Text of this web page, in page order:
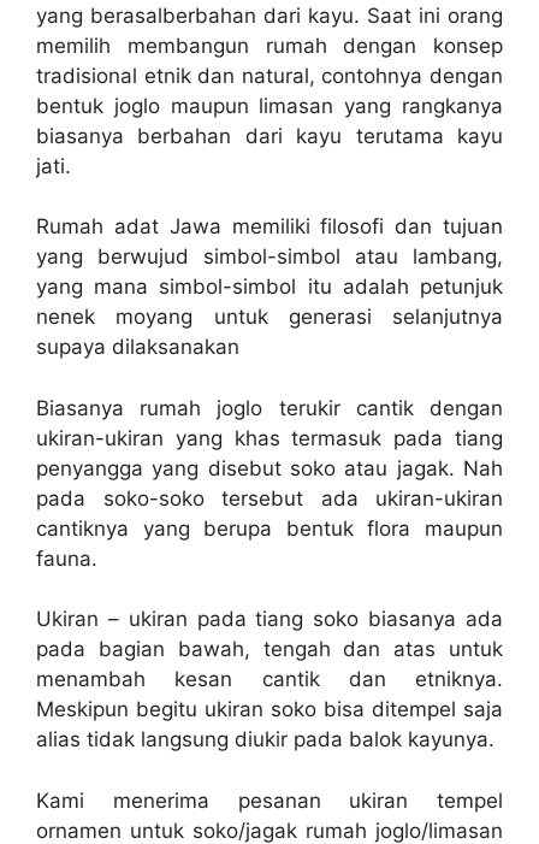
yang berasalberbahan dari kayu. Saat ini orang
memilih membangun rumah dengan konsep
tradisional etnik dan natural, contohnya dengan
bentuk joglo maupun limasan yang rangkanya
biasanya berbahan dari kayu terutama kayu
jati.
Rumah adat Jawa memiliki filosofi dan tujuan
yang berwujud simbol-simbol atau lambang,
yang mana simbol-simbol itu adalah petunjuk
nenek moyang untuk generasi selanjutnya
supaya dilaksanakan
Biasanya rumah joglo terukir cantik dengan
ukiran-ukiran yang khas termasuk pada tiang
penyangga yang disebut soko atau jagak. Nah
pada soko-soko tersebut ada ukiran-ukiran
cantiknya yang berupa bentuk flora maupun
fauna.
Ukiran – ukiran pada tiang soko biasanya ada
pada bagian bawah, tengah dan atas untuk
menambah kesan cantik dan etniknya.
Meskipun begitu ukiran soko bisa ditempel saja
alias tidak langsung diukir pada balok kayunya.
Kami menerima pesanan ukiran tempel
ornamen untuk soko/jagak rumah joglo/limasan